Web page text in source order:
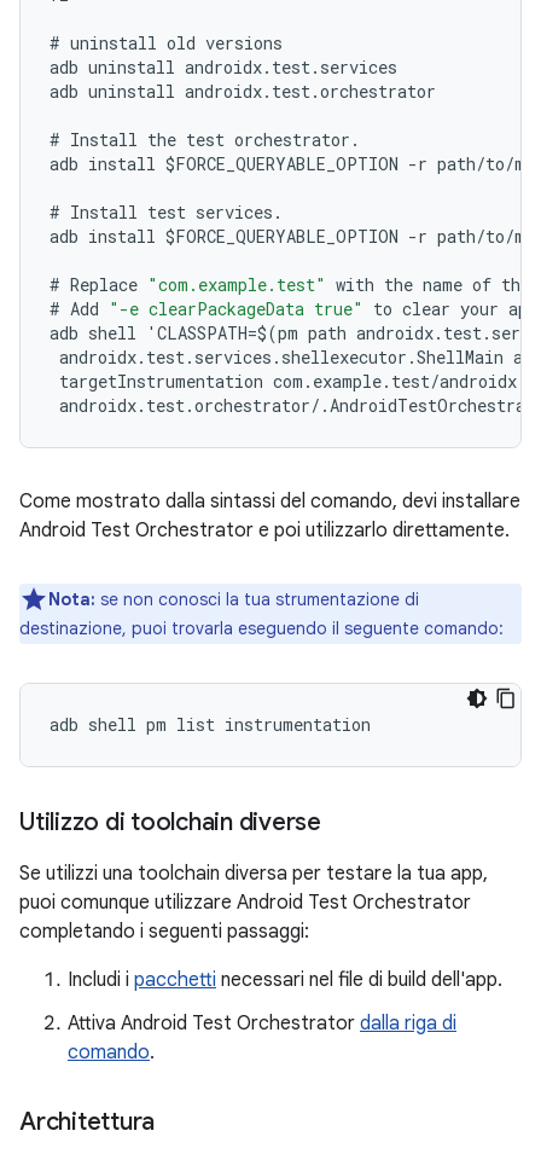
# uninstall old versions
adb uninstall androidx. test. services
adb uninstall androidx. test.orchestrator
# Install the test orchestrator .
adb install $FORCE_QUERYABLE_OPTION -r path/to/
# Install test services .
adb install $FORCE_QUERYABLE_OPTION -r path/to/
# Replace "com.example.test" with the name of the
# Add "-e clearPackageData true" to clear your app
adb shell ' CLASSPATH=$(pm path androidx. test.
androidx. test. services . shellexecutor .ShellMain am
targetInstrumentation com . example. test/androidx
androidx. test.orchestrator/ .
Come mostrato dalla sintassi del comando, devi installare
Android Test Orchestrator e poi utilizzarlo direttamente.
Nota: se non conosci la tua strumentazione di
destinazione, puoi trovarla eseguendo il seguente comando:
Utilizzo di toolchain diverse
Se utilizzi una toolchain diversa per testare la tua app,
puoi comunque utilizzare Android Test Orchestrator
completando i seguenti passaggi:
Includi i pacchetti necessari nel file di build dell'app.
Attiva Android Test Orchestrator dalla riga di
comando.
Architettura